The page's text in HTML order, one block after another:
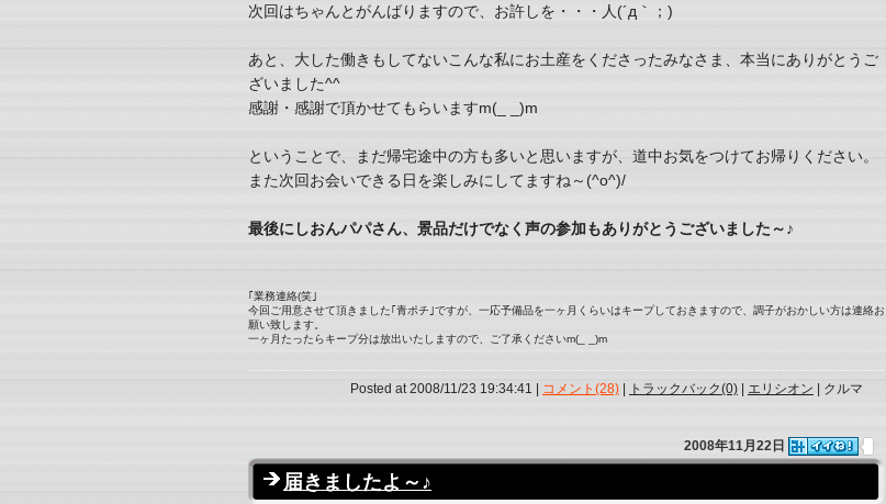
次回はちゃんとがんばりますので、お許しを・・・人(´д｀；)
あと、大した働きもしてないこんな私にお土産をくださったみなさま、本当にありがとうご
ざいました^^
感謝・感謝で頂かせてもらいますm(_ _)m
ということで、まだ帰宅途中の方も多いと思いますが、道中お気をつけてお帰りください。
また次回お会いできる日を楽しみにしてますね～(^o^)/
最後にしおんパパさん、景品だけでなく声の参加もありがとうございました～♪
｢業務連絡(笑｣
今回ご用意させて頂きました｢青ポチ｣ですが、一応予備品を一ヶ月くらいはキープしておきますので、調子がおかしい方は連絡お
願い致します。
一ヶ月たったらキープ分は放出いたしますので、ご了承くださいm(_ _)m
Posted at 2008/11/23 19:34:41 | コメント(28) | トラックバック(0) | エリシオン | クルマ
2008年11月22日
届きましたよ～♪